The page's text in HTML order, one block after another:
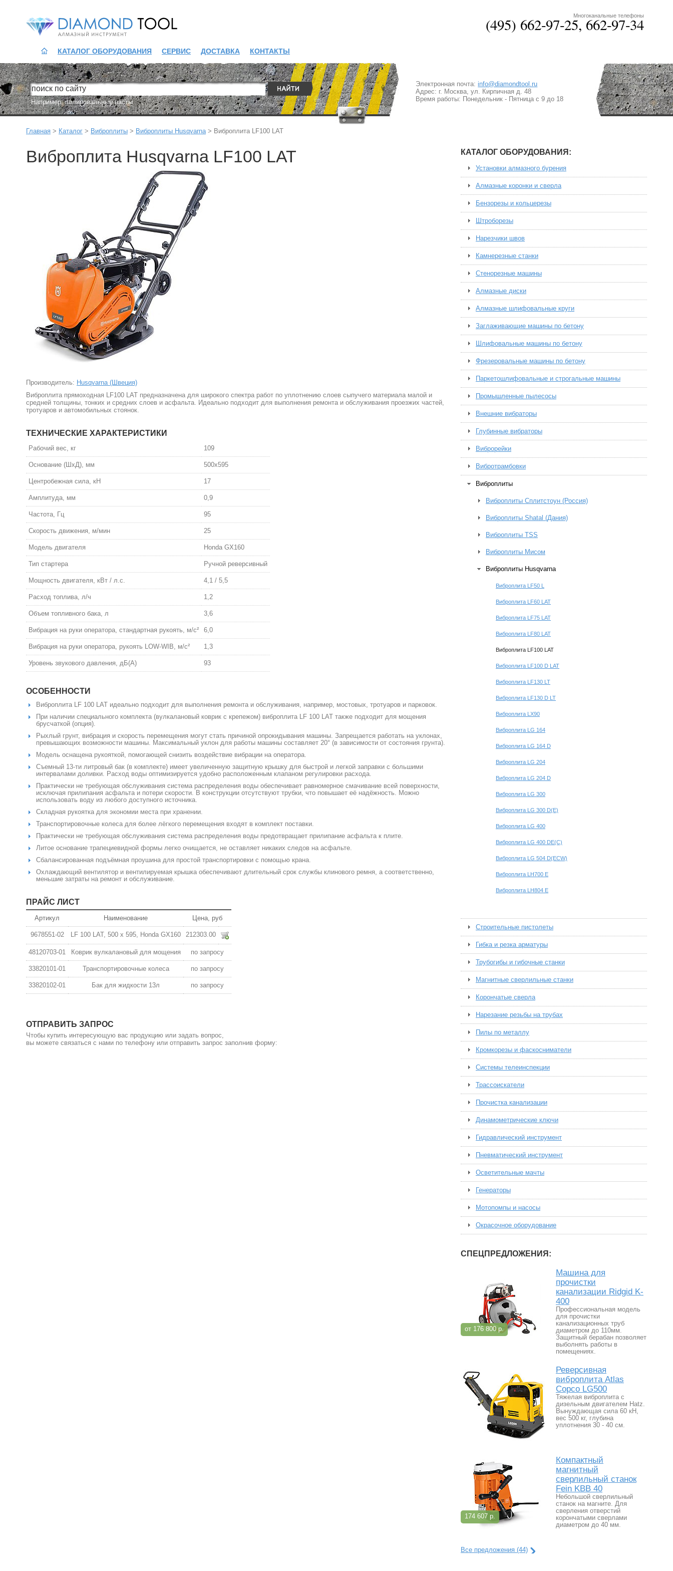
Diamond Tool
КАТАЛОГ ОБОРУДОВАНИЯ СЕРВИС ДОСТАВКА КОНТАКТЫ
Например:полировальные пасты
Многоканальные телефоны
(495)662-97-25, 662-97-34
Электронная почта: info@diamondtool.ru
Адрес: г. Москва, ул. Кирпичная д. 48
Время работы: Понедельник - Пятница с 9 до 18
Главная > Каталог > Виброплиты > Виброплиты Husqvarna> Виброплита LF100 LAT
Виброплита Husqvarna LF100 LAT
Производитель: Husqvarna (Швеция)
Виброплита прямоходная LF100 LAT предназначена для широкого спектра работ по уплотнению слоев сыпучего материала малой и
средней толщины, тонких и средних слоев и асфальта. Идеально подходит для выполнения ремонта и обслуживания проезжих частей,
тротуаров и автомобильных стоянок.
ТЕХНИЧЕСКИЕ ХАРАКТЕРИСТИКИ
Рабочий вес, кг 109
Основание (ШхД), мм 500x595
Центробежная сила, кН 17
Амплитуда, мм 0,9
Частота, Гц 95
Скорость движения, м/мин 25
Модель двигателя Honda GX160
Тип стартера Ручной реверсивный
Мощность двигателя, кВт / л.с. 4,1 / 5,5
Расход топлива, л/ч 1,2
Объем топливного бака, л 3,6
Вибрация на руки оператора, стандартная рукоять, м/с² 6,0
Вибрация на руки оператора, рукоять LOW-WIB, м/с² 1,3
Уровень звукового давления, дБ(А) 93
ОСОБЕННОСТИ
Виброплита LF 100 LAT идеально подходит для выполнения ремонта и обслуживания, например, мостовых, тротуаров и парковок.
При наличии специального комплекта (вулкалановый коврик с крепежом) виброплита LF 100 LAT также подходит для мощения
брусчаткой (опция).
Рыхлый грунт, вибрация и скорость перемещения могут стать причиной опрокидывания машины. Запрещается работать на уклонах,
превышающих возможности машины. Максимальный уклон для работы машины составляет 20° (в зависимости от состояния грунта).
Модель оснащена рукояткой, помогающей снизить воздействие вибрации на оператора.
Съемный 13-ти литровый бак (в комплекте) имеет увеличенную защитную крышку для быстрой и легкой заправки с большими
интервалами доливки. Расход воды оптимизируется удобно расположенным клапаном регулировки расхода.
Практически не требующая обслуживания система распределения воды обеспечивает равномерное смачивание всей поверхности,
исключая прилипания асфальта и потери скорости. В конструкции отсутствуют трубки, что повышает её надёжность. Можно
использовать воду из любого доступного источника.
Складная рукоятка для экономии места при хранении.
Транспортировочные колеса для более лёгкого перемещения входят в комплект поставки.
Практически не требующая обслуживания система распределения воды предотвращает прилипание асфальта к плите.
Литое основание трапециевидной формы легко очищается, не оставляет никаких следов на асфальте.
Сбалансированная подъёмная проушина для простой транспортировки с помощью крана.
Охлаждающий вентилятор и вентилируемая крышка обеспечивают длительный срок службы клинового ремня, а соответственно,
меньшие затраты на ремонт и обслуживание.
ПРАЙС ЛИСТ
Артикул Наименование Цена, руб
9678551-02 LF 100 LAT, 500 x 595, Honda GX160 212303.00
48120703-01 Коврик вулкалановый для мощения по запросу
33820101-01 Транспортировочные колеса по запросу
33820102-01 Бак для жидкости 13л по запросу
ОТПРАВИТЬ ЗАПРОС
Чтобы купить интересующую вас продукцию или задать вопрос,
вы можете связаться с нами по телефону или отправить запрос заполнив форму:
КАТАЛОГ ОБОРУДОВАНИЯ:
Установки алмазного бурения
Алмазные коронки и сверла
Бензорезы и кольцерезы
Штроборезы
Нарезчики швов
Камнерезные станки
Стенорезные машины
Алмазные диски
Алмазные шлифовальные круги
Заглаживающие машины по бетону
Шлифовальные машины по бетону
Фрезеровальные машины по бетону
Паркетошлифовальные и строгальные машины
Промышленные пылесосы
Внешние вибраторы
Глубинные вибраторы
Виброрейки
Вибротрамбовки
Виброплиты
Виброплиты Сплитстоун (Россия)
Виброплиты Shatal (Дания)
Виброплиты TSS
Виброплиты Мисом
Виброплиты Husqvarna
Виброплита LF50 L
Виброплита LF60 LAT
Виброплита LF75 LAT
Виброплита LF80 LAT
Виброплита LF100 LAT
Виброплита LF100 D LAT
Виброплита LF130 LT
Виброплита LF130 D LT
Виброплита LX90
Виброплита LG 164
Виброплита LG 164 D
Виброплита LG 204
Виброплита LG 204 D
Виброплита LG 300
Виброплита LG 300 D(E)
Виброплита LG 400
Виброплита LG 400 DE(C)
Виброплита LG 504 D(ECW)
Виброплита LH700 E
Виброплита LH804 Е
Строительные пистолеты
Гибка и резка арматуры
Трубогибы и гибочные станки
Магнитные сверлильные станки
Корончатые сверла
Нарезание резьбы на трубах
Пилы по металлу
Кромкорезы и фаскосниматели
Системы телеинспекции
Трассоискатели
Прочистка канализации
Динамометрические ключи
Гидравлический инструмент
Пневматический инструмент
Осветительные мачты
Генераторы
Мотопомпы и насосы
Окрасочное оборудование
СПЕЦПРЕДЛОЖЕНИЯ:
Машина для
прочистки
канализации Ridgid K-
400
Профессиональная модель
для прочистки
канализационных труб
диаметром до 110мм.
Защитный берабан позволяет
выболнять работы в
помещениях.
от 176 800 р.
Реверсивная
виброплита Atlas
Copco LG500
Тяжелая виброплита с
дизельным двигателем Hatz.
Вынуждающая сила 60 кН,
вес 500 кг, глубина
уплотнения 30 - 40 см.
Компактный
магнитный
сверлильный станок
Fein KBB 40
Небольшой сверлильный
станок на магните. Для
сверления отверстий
корончатыми сверлами
диаметром до 40 мм.
174 607 р.
Все предложения (44)